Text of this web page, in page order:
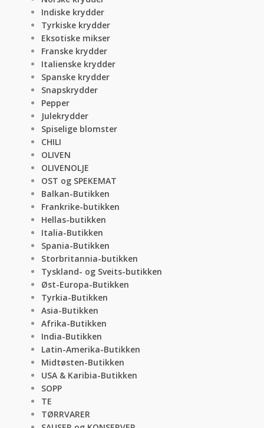
Indiske krydder
Tyrkiske krydder
Eksotiske mikser
Franske krydder
Italienske krydder
Spanske krydder
Snapskrydder
Pepper
Julekrydder
Spiselige blomster
CHILI
OLIVEN
OLIVENOLJE
OST og SPEKEMAT
Balkan-Butikken
Frankrike-butikken
Hellas-butikken
Italia-Butikken
Spania-Butikken
Storbritannia-butikken
Tyskland- og Sveits-butikken
Øst-Europa-Butikken
Tyrkia-Butikken
Asia-Butikken
Afrika-Butikken
India-Butikken
Latin-Amerika-Butikken
Midtøsten-Butikken
USA & Karibia-Butikken
SOPP
TE
TØRRVARER